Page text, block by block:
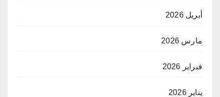
أبريل 2026
مارس 2026
فبراير 2026
يناير 2026